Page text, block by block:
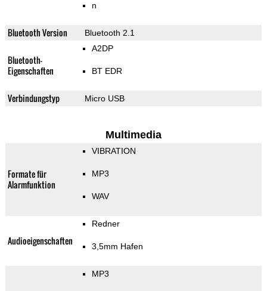
n
Bluetooth Version Bluetooth 2.1
Bluetooth-
Eigenschaften
A2DP
BT EDR
Verbindungstyp Micro USB
Multimedia
Formate für
Alarmfunktion
VIBRATION
MP3
WAV
Audioeigenschaften
Redner
3,5mm Hafen
MP3